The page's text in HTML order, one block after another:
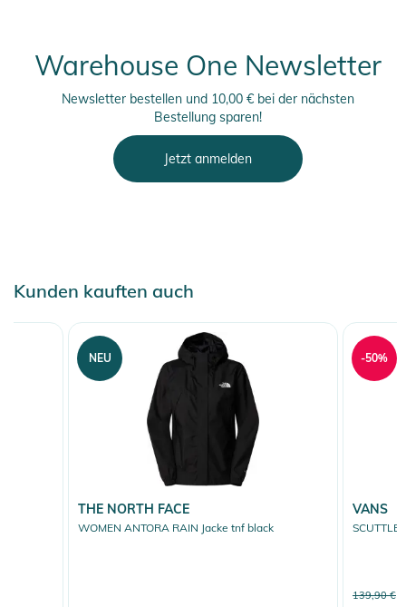
Warehouse One Newsletter
Newsletter bestellen und 10,00 € bei der nächsten
Bestellung sparen!
Jetzt anmelden
Kunden kauften auch
THE NORTH FACE
WOMEN ANTORA RAIN Jacke tnf black
NEU
VANS
SCUTTLE
139,90 €
-50%